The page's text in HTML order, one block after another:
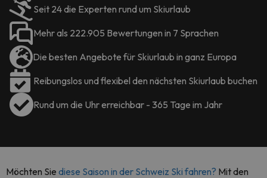
Seit 24 die Experten rund um Skiurlaub
Mehr als 222.905 Bewertungen in 7 Sprachen
Die besten Angebote für Skiurlaub in ganz Europa
Reibungslos und flexibel den nächsten Skiurlaub buchen
Rund um die Uhr erreichbar - 365 Tage im Jahr
Möchten Sie diese Saison in der Schweiz Ski fahren? Mit den